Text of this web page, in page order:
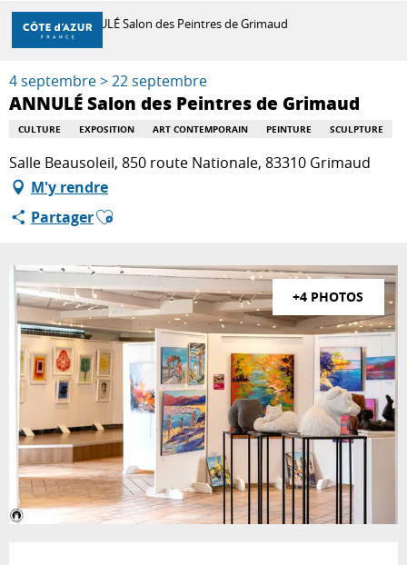
Aller
contenu
principal
DÉCOUVRIR
À FAIRE
SÉJOURNER
Accueil ANNULÉ Salon des Peintres de Grimaud
4 septembre > 22 septembre
ANNULÉ Salon des Peintres de Grimaud
CULTURE EXPOSITION ART CONTEMPORAIN PEINTURE SCULPTURE
Salle Beausoleil, 850 route Nationale, 83310 Grimaud
M'y rendre
PartagerAjouter aux favoris
+4 PHOTOS